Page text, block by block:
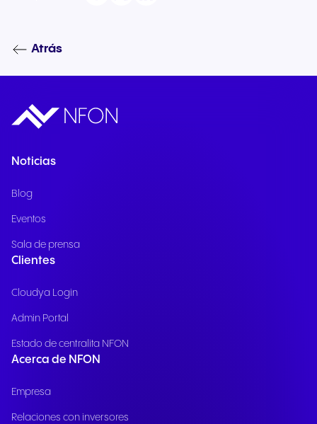
Atrás
Noticias
Blog
Eventos
Sala de prensa
Clientes
Cloudya Login
Admin Portal
Estado de centralita NFON
Acerca de NFON
Empresa
Relaciones con inversores